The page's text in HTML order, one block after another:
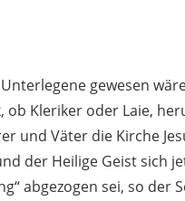
gewesen
Kleriker oder Laie,
und Väter die Kirche
der Heilige Geist sich
abgezogen sei, so der